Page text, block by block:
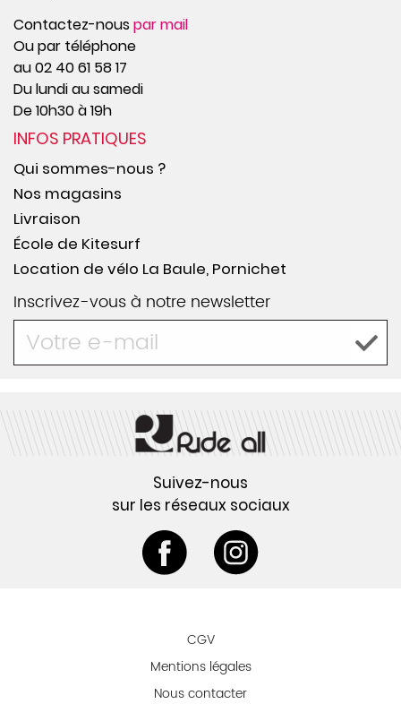
Contactez-nouspar mail
Ou par téléphone
au 02 40 61 58 17
Du lundi au samedi
De 10h30 à 19h
INFOS PRATIQUES
Qui sommes-nous ?
Nos magasins
Livraison
École de Kitesurf
Location de vélo La Baule, Pornichet
Inscrivez-vous à notre newsletter
Suivez-nous
sur les réseaux sociaux
CGV
Mentions légales
Nous contacter